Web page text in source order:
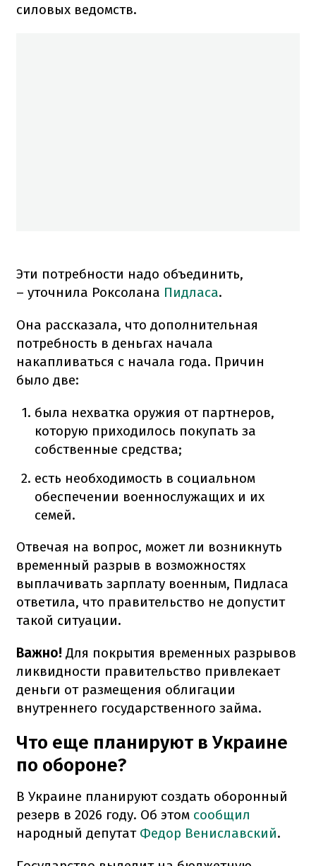
силовых ведомств.
Эти потребности надо объединить,
– уточнила Роксолана Пидласа.
Она рассказала, что дополнительная
потребность в деньгах начала
накапливаться с начала года. Причин
было две:
была нехватка оружия от партнеров,
которую приходилось покупать за
собственные средства;
есть необходимость в социальном
обеспечении военнослужащих и их
семей.
Отвечая на вопрос, может ли возникнуть
временный разрыв в возможностях
выплачивать зарплату военным, Пидласа
ответила, что правительство не допустит
такой ситуации.
Важно! Для покрытия временных разрывов
ликвидности правительство привлекает
деньги от размещения облигации
внутреннего государственного займа.
Что еще планируют в Украине
по обороне?
В Украине планируют создать оборонный
резерв в 2026 году. Об этом сообщил
народный депутат Федор Вениславский.